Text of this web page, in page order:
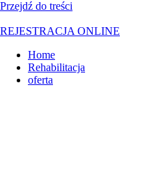
Przejdź do treści
REJESTRACJA ONLINE
Home
Rehabilitacja
oferta